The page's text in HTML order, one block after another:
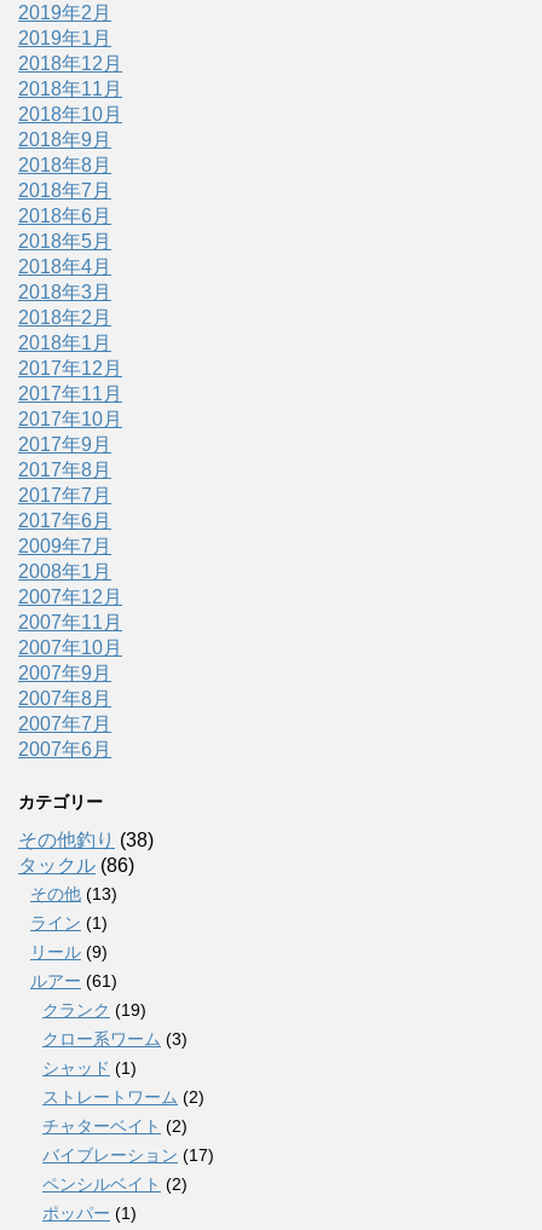
2019年2月
2019年1月
2018年12月
2018年11月
2018年10月
2018年9月
2018年8月
2018年7月
2018年6月
2018年5月
2018年4月
2018年3月
2018年2月
2018年1月
2017年12月
2017年11月
2017年10月
2017年9月
2017年8月
2017年7月
2017年6月
2009年7月
2008年1月
2007年12月
2007年11月
2007年10月
2007年9月
2007年8月
2007年7月
2007年6月
カテゴリー
その他釣り (38)
タックル (86)
その他 (13)
ライン (1)
リール (9)
ルアー (61)
クランク (19)
クロー系ワーム (3)
シャッド (1)
ストレートワーム (2)
チャターベイト (2)
バイブレーション (17)
ペンシルベイト (2)
ポッパー (1)